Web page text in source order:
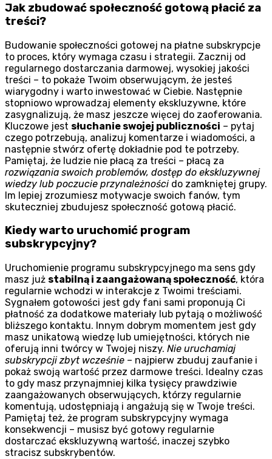
Jak zbudować społeczność gotową płacić za
treści?
Budowanie społeczności gotowej na płatne subskrypcje
to proces, który wymaga czasu i strategii. Zacznij od
regularnego dostarczania darmowej, wysokiej jakości
treści – to pokaże Twoim obserwującym, że jesteś
wiarygodny i warto inwestować w Ciebie. Następnie
stopniowo wprowadzaj elementy ekskluzywne, które
zasygnalizują, że masz jeszcze więcej do zaoferowania.
Kluczowe jest słuchanie swojej publiczności – pytaj
czego potrzebują, analizuj komentarze i wiadomości, a
następnie stwórz ofertę dokładnie pod te potrzeby.
Pamiętaj, że ludzie nie płacą za treści – płacą za
rozwiązania swoich problemów, dostęp do ekskluzywnej
wiedzy lub poczucie przynależności do zamkniętej grupy.
Im lepiej zrozumiesz motywacje swoich fanów, tym
skuteczniej zbudujesz społeczność gotową płacić.
Kiedy warto uruchomić program
subskrypcyjny?
Uruchomienie programu subskrypcyjnego ma sens gdy
masz już stabilną i zaangażowaną społeczność, która
regularnie wchodzi w interakcje z Twoimi treściami.
Sygnałem gotowości jest gdy fani sami proponują Ci
płatność za dodatkowe materiały lub pytają o możliwość
bliższego kontaktu. Innym dobrym momentem jest gdy
masz unikatową wiedzę lub umiejętności, których nie
oferują inni twórcy w Twojej niszy. Nie uruchamiaj
subskrypcji zbyt wcześnie – najpierw zbuduj zaufanie i
pokaż swoją wartość przez darmowe treści. Idealny czas
to gdy masz przynajmniej kilka tysięcy prawdziwie
zaangażowanych obserwujących, którzy regularnie
komentują, udostępniają i angażują się w Twoje treści.
Pamiętaj też, że program subskrypcyjny wymaga
konsekwencji – musisz być gotowy regularnie
dostarczać ekskluzywną wartość, inaczej szybko
stracisz subskrybentów.